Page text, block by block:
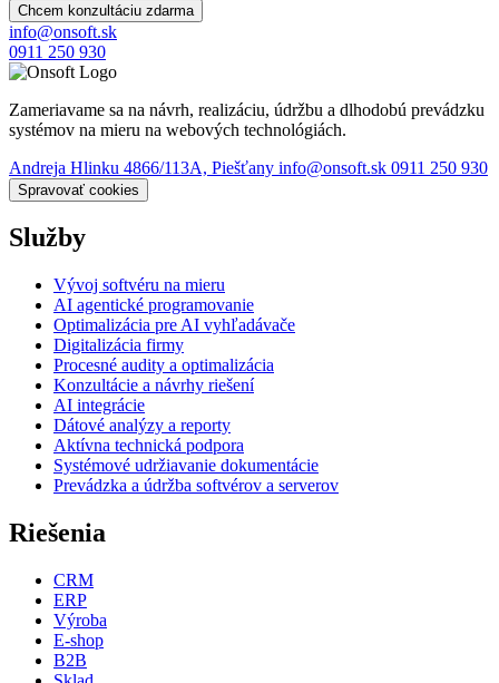
Chcem konzultáciu zdarma
info@onsoft.sk
0911 250 930
Zameriavame sa na návrh, realizáciu, údržbu a dlhodobú prevádzku
systémov na mieru na webových technológiách.
Andreja Hlinku 4866/113A, Piešťany info@onsoft.sk 0911 250 930
Spravovať cookies
Služby
Vývoj softvéru na mieru
AI agentické programovanie
Optimalizácia pre AI vyhľadávače
Digitalizácia firmy
Procesné audity a optimalizácia
Konzultácie a návrhy riešení
AI integrácie
Dátové analýzy a reporty
Aktívna technická podpora
Systémové udržiavanie dokumentácie
Prevádzka a údržba softvérov a serverov
Riešenia
CRM
ERP
Výroba
E-shop
B2B